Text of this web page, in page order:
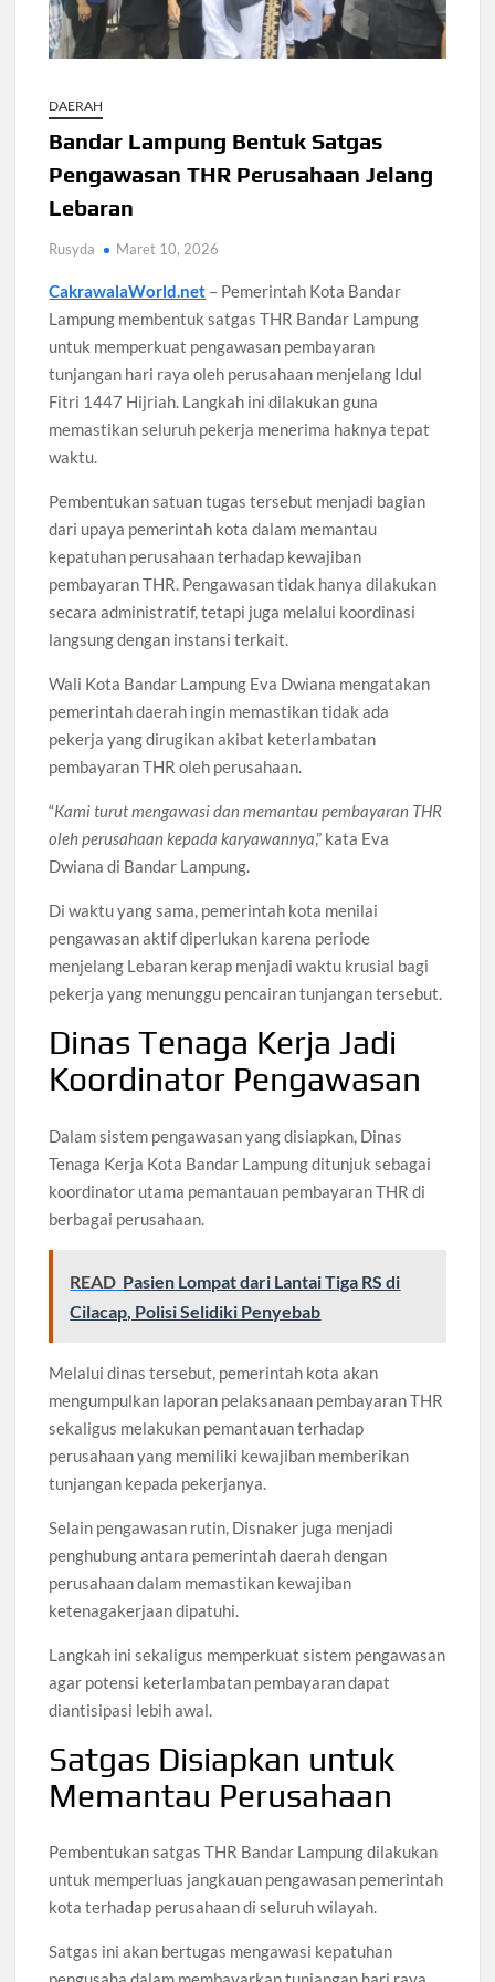
Koperasi Desa Merah Putih Capai 83.382 Badan Hukum,
IPA 2026
TPPU Emas 74 Kg Febrie Adriansyah, Kejagung Periksa 3
Harga Tiket Kanye West Jakarta 2026 Mulai Rp1,875 Juta,
Ini Detail Kategori
Australia Dukung Transformasi Layanan Kesehatan Primer
Indonesia Lewat Riset
Harga Galaxy Z Fold 8 Naik hingga Rp9 Juta, Samsung
Ungkap Alasannya
DAERAH
Bandar Lampung Bentuk Satgas
Pengawasan THR Perusahaan Jelang
Lebaran
Rusyda Maret 10, 2026
CakrawalaWorld.net – Pemerintah Kota Bandar
Lampung membentuk satgas THR Bandar Lampung
untuk memperkuat pengawasan pembayaran
tunjangan hari raya oleh perusahaan menjelang Idul
Fitri 1447 Hijriah. Langkah ini dilakukan guna
memastikan seluruh pekerja menerima haknya tepat
waktu.
Pembentukan satuan tugas tersebut menjadi bagian
dari upaya pemerintah kota dalam memantau
kepatuhan perusahaan terhadap kewajiban
pembayaran THR. Pengawasan tidak hanya dilakukan
secara administratif, tetapi juga melalui koordinasi
langsung dengan instansi terkait.
Wali Kota Bandar Lampung Eva Dwiana mengatakan
pemerintah daerah ingin memastikan tidak ada
pekerja yang dirugikan akibat keterlambatan
pembayaran THR oleh perusahaan.
“Kami turut mengawasi dan memantau pembayaran THR
oleh perusahaan kepada karyawannya,” kata Eva
Dwiana di Bandar Lampung.
Di waktu yang sama, pemerintah kota menilai
pengawasan aktif diperlukan karena periode
menjelang Lebaran kerap menjadi waktu krusial bagi
pekerja yang menunggu pencairan tunjangan tersebut.
Dinas Tenaga Kerja Jadi
Koordinator Pengawasan
Dalam sistem pengawasan yang disiapkan, Dinas
Tenaga Kerja Kota Bandar Lampung ditunjuk sebagai
koordinator utama pemantauan pembayaran THR di
berbagai perusahaan.
READ Pasien Lompat dari Lantai Tiga RS di
Cilacap, Polisi Selidiki Penyebab
Melalui dinas tersebut, pemerintah kota akan
mengumpulkan laporan pelaksanaan pembayaran THR
sekaligus melakukan pemantauan terhadap
perusahaan yang memiliki kewajiban memberikan
tunjangan kepada pekerjanya.
Selain pengawasan rutin, Disnaker juga menjadi
penghubung antara pemerintah daerah dengan
perusahaan dalam memastikan kewajiban
ketenagakerjaan dipatuhi.
Langkah ini sekaligus memperkuat sistem pengawasan
agar potensi keterlambatan pembayaran dapat
diantisipasi lebih awal.
Satgas Disiapkan untuk
Memantau Perusahaan
Pembentukan satgas THR Bandar Lampung dilakukan
untuk memperluas jangkauan pengawasan pemerintah
kota terhadap perusahaan di seluruh wilayah.
Satgas ini akan bertugas mengawasi kepatuhan